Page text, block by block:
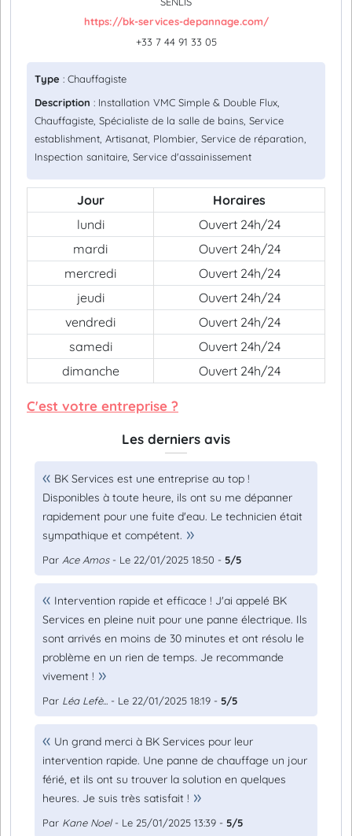
https://bk-services-depannage.com/
+33 7 44 91 33 05
Type : Chauffagiste
Description : Installation VMC Simple & Double Flux,
Chauffagiste, Spécialiste de la salle de bains, Service
establishment, Artisanat, Plombier, Service de réparation,
Inspection sanitaire, Service d'assainissement
Jour
Horaires
lundi
Ouvert 24h/24
mardi
Ouvert 24h/24
mercredi
Ouvert 24h/24
jeudi
Ouvert 24h/24
vendredi
Ouvert 24h/24
samedi
Ouvert 24h/24
dimanche
Ouvert 24h/24
C'est votre entreprise ?
Les derniers avis
BK Services est une entreprise au top !
Disponibles à toute heure, ils ont su me dépanner
rapidement pour une fuite d'eau. Le technicien était
sympathique et compétent.
Par Ace Amos- Le 22/01/2025 18:50 - 5/5
Intervention rapide et efficace ! J'ai appelé BK
Services en pleine nuit pour une panne électrique. Ils
sont arrivés en moins de 30 minutes et ont résolu le
problème en un rien de temps. Je recommande
vivement !
Par Léa Lefè... - Le 22/01/2025 18:19 - 5/5
Un grand merci à BK Services pour leur
intervention rapide. Une panne de chauffage un jour
férié, et ils ont su trouver la solution en quelques
heures. Je suis très satisfait !
Par Kane Noel- Le 25/01/2025 13:39 - 5/5